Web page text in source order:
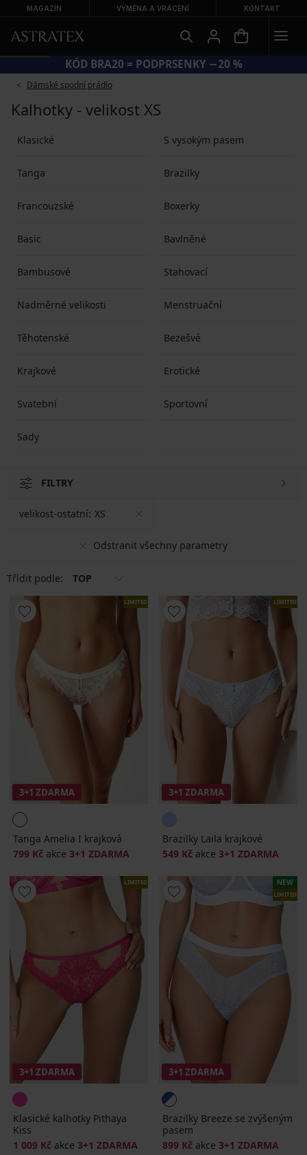
MAGAZÍN VÝMĚNA A VRÁCENÍ KONTAKT
KÓD BRA20 = PODPRSENKY −20 %
Dámské spodní prádlo
Kalhotky - velikost XS
Klasické S vysokým pasem
Tanga Brazilky
Francouzské Boxerky
Basic Bavlněné
Bambusové Stahovací
Nadměrné velikosti Menstruační
Těhotenské Bezešvé
Krajkové Erotické
Svatební Sportovní
Sady
FILTRY
Odstranit všechny parametry
velikost-ostatní: XS
Třídit podle: TOP
LIMITED
3+1 ZDARMA
Tanga Amelia I krajková
799 Kč akce 3+1 ZDARMA
LIMITED
3+1 ZDARMA
Brazilky Laila krajkové
549 Kč akce 3+1 ZDARMA
LIMITED
3+1 ZDARMA
Klasické kalhotky Pithaya
Kiss
1 009 Kč akce 3+1 ZDARMA
NEW
LIMITED
3+1 ZDARMA
Brazilky Breeze se zvýšeným
pasem
899 Kč akce 3+1 ZDARMA